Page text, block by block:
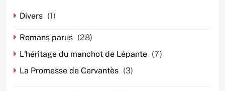
Divers (1)
Romans parus (28)
L'héritage du manchot de Lépante (7)
La Promesse de Cervantès (3)